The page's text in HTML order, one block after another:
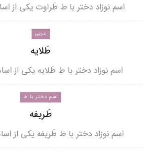
اسم نوزاد دختر با ط طَراوت یکی از
عربی
طَلایه
اسم نوزاد دختر با ط طَلایه یکی از
اسم دختر با ط
طَریفه
اسم نوزاد دختر با ط طَریفه یکی از